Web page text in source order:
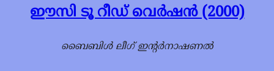
ഈസി ടൂ റീഡ് വെര്‍ഷന്‍ (2000)
ബൈബിള്‍ ലീഗ് ഇന്റര്‍നാഷണല്‍